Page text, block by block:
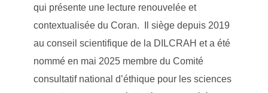
qui présente une lecture renouvelée et
contextualisée du Coran. Il siège depuis 2019
au conseil scientifique de la DILCRAH et a été
nommé en mai 2025 membre du Comité
consultatif national d’éthique pour les sciences